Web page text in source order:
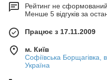
Рейтинг не сформований
Менше 5 відгуків за
Працює з 17.11.2009
м. Київ
Софіївська Борщагівка,
Україна